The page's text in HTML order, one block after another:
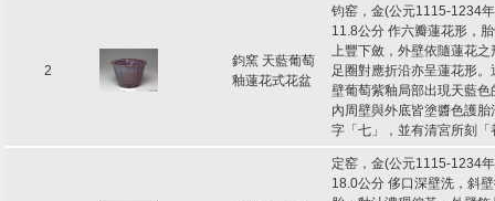
2
鈞窯 天藍葡萄
釉蓮花式花盆
钧窑，金(公元1115-1234
11.8公分 作六瓣蓮花形，
上豐下斂，外壁依隨蓮花
足圈對應折沿亦呈蓮花形
壁葡萄紫釉局部出現天藍
內周壁與外底皆塗醬色護
字「七」，並有清宮所刻
定窑，金(公元1115-1234
18.0公分 侈口深壁洗，斜